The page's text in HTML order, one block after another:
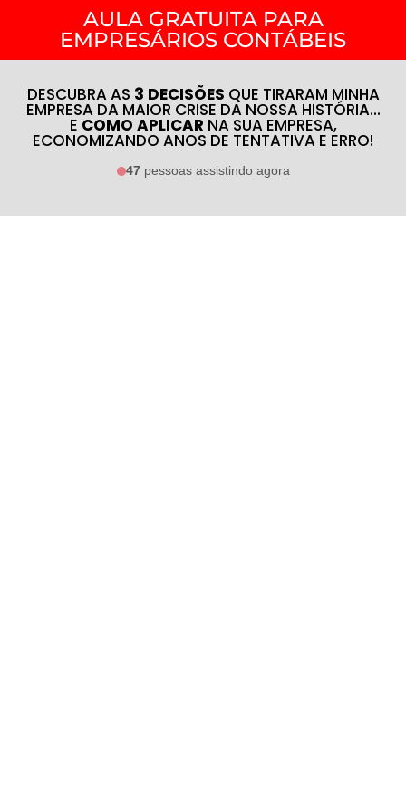
AULA GRATUITA PARA
EMPRESÁRIOS CONTÁBEIS
DESCUBRA AS 3 DECISÕES QUE TIRARAM MINHA
EMPRESA DA MAIOR CRISE DA NOSSA HISTÓRIA...
E COMO APLICAR NA SUA EMPRESA,
ECONOMIZANDO ANOS DE TENTATIVA E ERRO!
47pessoas assistindo agora